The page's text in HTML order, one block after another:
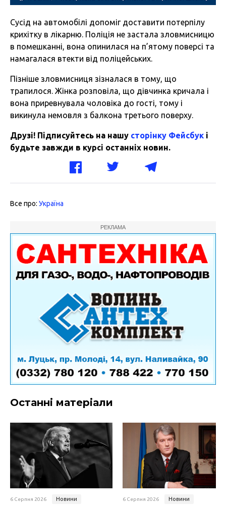
Сусід на автомобілі допоміг доставити потерпілу
крихітку в лікарню. Поліція не застала зловмисницю
в помешканні, вона опинилася на п’ятому поверсі та
намагалася втекти від поліцейських.
Пізніше зловмисниця зізналася в тому, що
трапилося. Жінка розповіла, що дівчинка кричала і
вона приревнувала чоловіка до гості, тому і
викинула немовля з балкона третього поверху.
Друзі! Підписуйтесь на нашу сторінку Фейсбук і
будьте завжди в курсі останніх новин.
Все про: Україна
РЕКЛАМА
Останні матеріали
6 Серпня 2026 Новини 6 Серпня 2026 Новини